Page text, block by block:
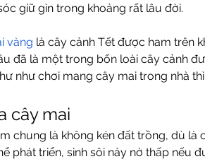
giữ gìn trong khoảng rất lâu đời.
vàng là cây cảnh Tết được ham trên
đã là một trong bốn loài cây cảnh
như chơi mang cây mai trong nhà
cây mai
chung là không kén đất trồng, dù là
phát triển, sinh sôi nảy nở thấp nếu